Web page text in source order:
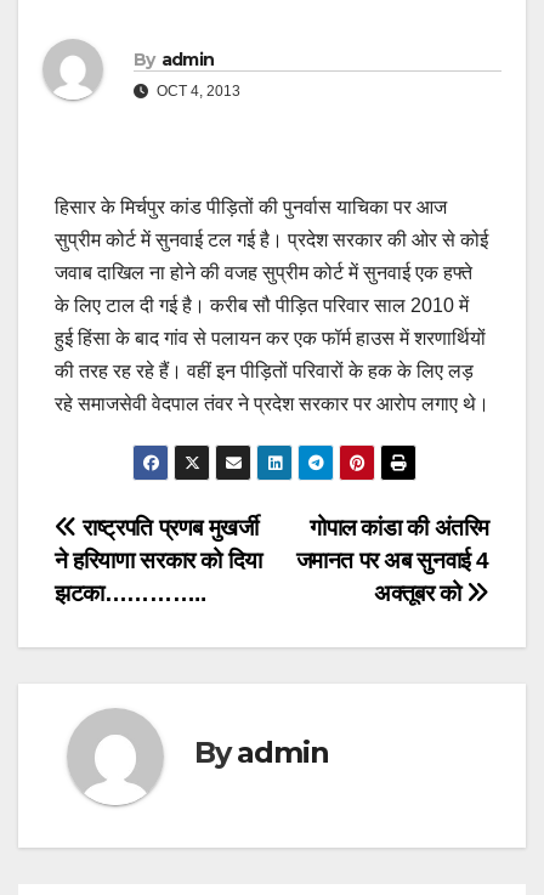
By admin
OCT 4, 2013
हिसार के मिर्चपुर कांड पीड़ितों की पुनर्वास याचिका पर आज
सुप्रीम कोर्ट में सुनवाई टल गई है। प्रदेश सरकार की ओर से कोई
जवाब दाखिल ना होने की वजह सुप्रीम कोर्ट में सुनवाई एक हफ्ते
के लिए टाल दी गई है। करीब सौ पीड़ित परिवार साल 2010 में
हुई हिंसा के बाद गांव से पलायन कर एक फॉर्म हाउस में शरणार्थियों
की तरह रह रहे हैं। वहीं इन पीड़ितों परिवारों के हक के लिए लड़
रहे समाजसेवी वेदपाल तंवर ने प्रदेश सरकार पर आरोप लगाए थे।
Post
navigation
गोपाल कांडा की अंतरिम
जमानत पर अब सुनवाई 4
अक्तूबर को
राष्ट्रपति प्रणब मुखर्जी
ने हरियाणा सरकार को दिया
झटका…………..
Byadmin